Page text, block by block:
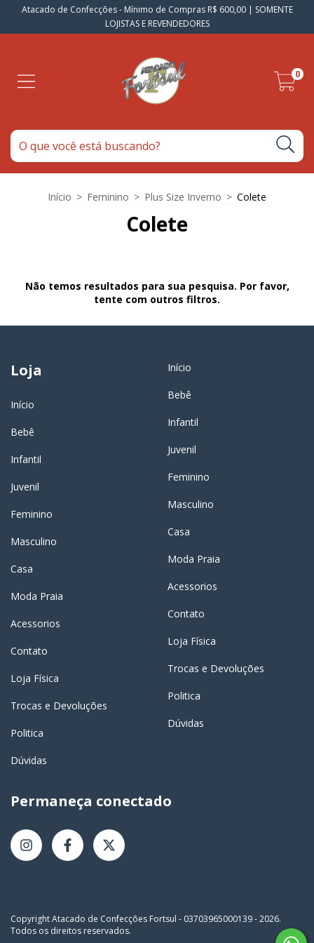
Atacado de Confecções - Mínimo de Compras R$ 600,00 | SOMENTE
LOJISTAS E REVENDEDORES
0
Início > Feminino > Plus Size Inverno > Colete
Colete
Não temos resultados para sua pesquisa. Por favor,
tente com outros filtros.
Loja
Início
Bebê
Infantil
Juvenil
Feminino
Masculino
Casa
Moda Praia
Acessorios
Contato
Loja Física
Trocas e Devoluções
Politica
Dúvidas
Início
Bebê
Infantil
Juvenil
Feminino
Masculino
Casa
Moda Praia
Acessorios
Contato
Loja Física
Trocas e Devoluções
Politica
Dúvidas
Permaneça conectado
Copyright Atacado de Confecções Fortsul - 03703965000139 - 2026.
Todos os direitos reservados.